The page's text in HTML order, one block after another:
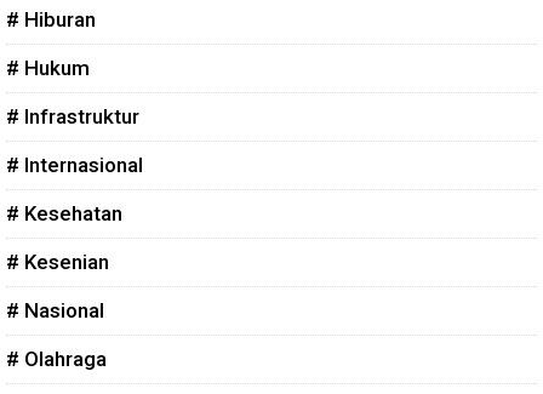
# Hiburan
# Hukum
# Infrastruktur
# Internasional
# Kesehatan
# Kesenian
# Nasional
# Olahraga